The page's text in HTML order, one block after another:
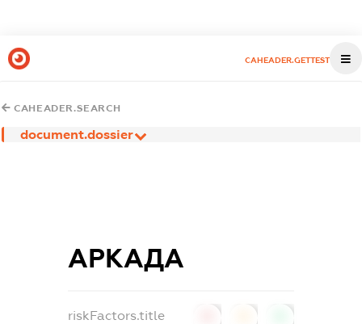
CAHEADER.GETTEST
CAHEADER.SEARCH
document.dossier
АРКАДА
riskFactors.title